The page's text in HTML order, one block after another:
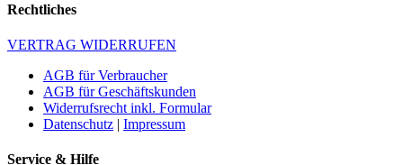
Rechtliches
VERTRAG WIDERRUFEN
AGB für Verbraucher
AGB für Geschäftskunden
Widerrufsrecht inkl. Formular
Datenschutz | Impressum
Service & Hilfe